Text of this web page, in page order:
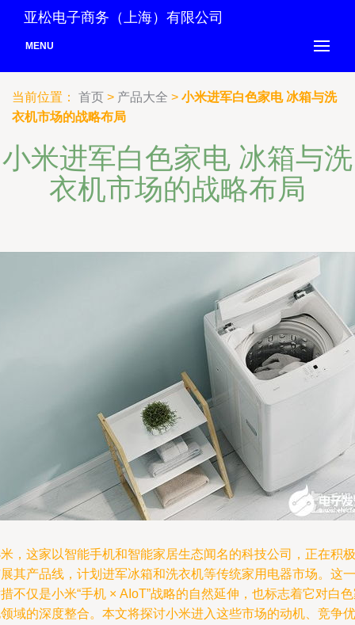
亚松电子商务（上海）有限公司
MENU
当前位置： 首页 > 产品大全 > 小米进军白色家电 冰箱与洗
衣机市场的战略布局
小米进军白色家电 冰箱与洗
衣机市场的战略布局
，这家以智能手机和智能家居生态闻名的科技公司，正在积极
其产品线，计划进军冰箱和洗衣机等传统家用电器市场。这一
不仅是小米“手机 × AIoT”战略的自然延伸，也标志着它对白
域的深度整合。本文将探讨小米进入这些市场的动机、竞争优